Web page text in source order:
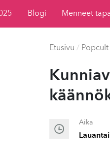
Blogi Menneet
Etusivu /
Aika